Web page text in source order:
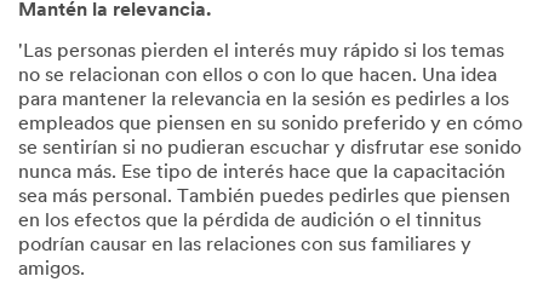
Mantén la relevancia.
'Las personas pierden el interés muy rápido si los temas
no se relacionan con ellos o con lo que hacen. Una idea
para mantener la relevancia en la sesión es pedirles a los
empleados que piensen en su sonido preferido y en cómo
se sentirían si no pudieran escuchar y disfrutar ese sonido
nunca más. Ese tipo de interés hace que la capacitación
sea más personal. También puedes pedirles que piensen
en los efectos que la pérdida de audición o el tinnitus
podrían causar en las relaciones con sus familiares y
amigos.